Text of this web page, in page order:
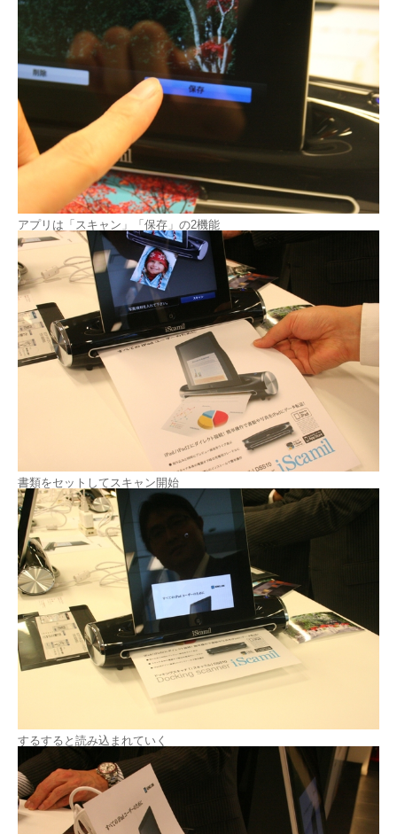
アプリは「スキャン」「保存」の2機能
書類をセットしてスキャン開始
するすると読み込まれていく